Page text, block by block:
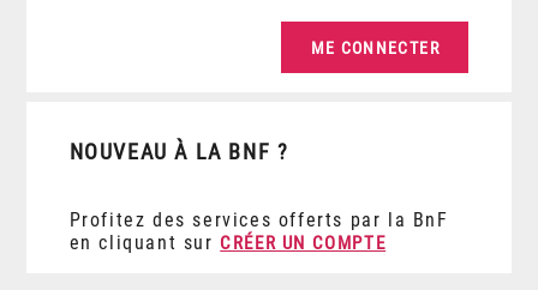
NOUVEAU À LA BNF ?
Profitez des services offerts par la BnF
en cliquant sur CRÉER UN COMPTE